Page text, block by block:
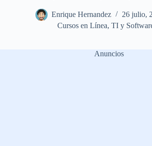
Enrique Hernandez
26 julio,
Cursos en Línea, TI y
Anuncios